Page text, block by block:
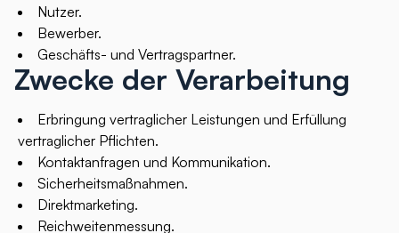
Nutzer.
Bewerber.
Geschäfts- und Vertragspartner.
Zwecke der Verarbeitung
Erbringung vertraglicher Leistungen und Erfüllung
vertraglicher Pflichten.
Kontaktanfragen und Kommunikation.
Sicherheitsmaßnahmen.
Direktmarketing.
Reichweitenmessung.